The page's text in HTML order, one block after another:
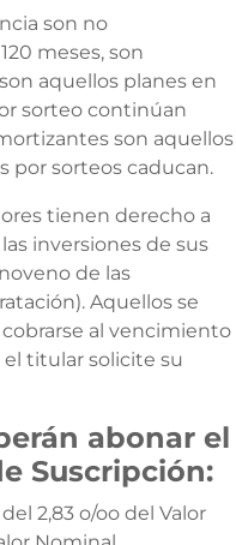
son no
meses, son
aquellos planes en
sorteo continúan
son aquellos
por sorteos caducan.
tienen derecho a
inversiones de sus
de las
Aquellos se
al vencimiento
titular solicite su
abonar el
Suscripción:
2,83 o/oo del Valor